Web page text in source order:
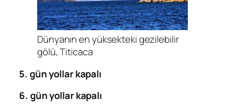
Dünyanın en yüksekteki gezilebilir
gölü, Titicaca
5. gün yollar kapalı
6. gün yollar kapalı